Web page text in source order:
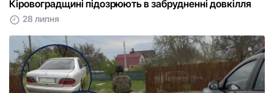
Кіровоградщині підозрюють в забрудненні довкілля
28 липня